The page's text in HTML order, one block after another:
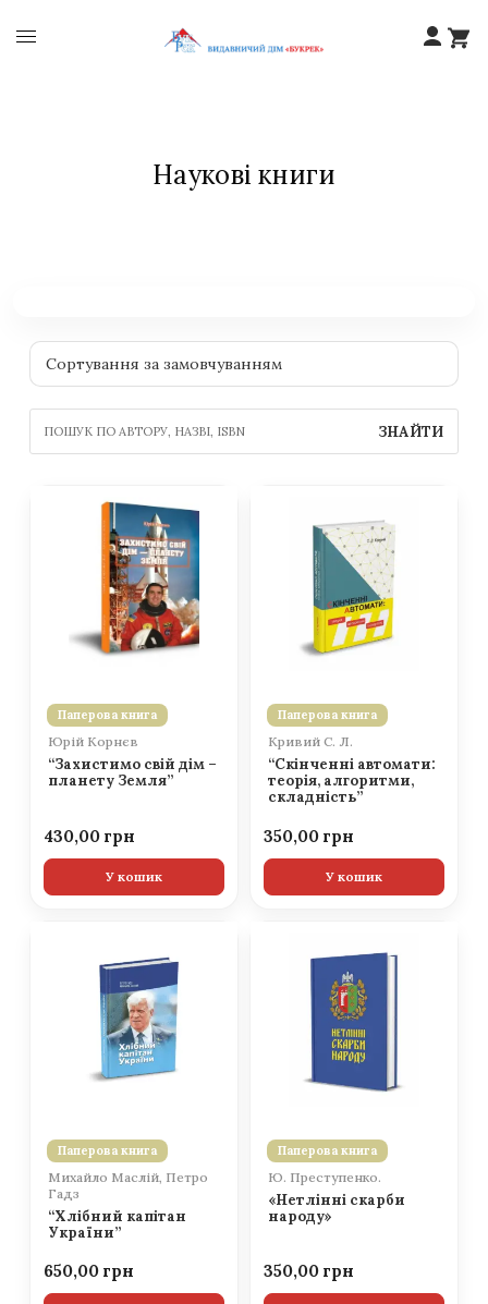
Наукові книги
ЗНАЙТИ
Паперова книга
Юрій Корнєв
“Захистимо свій дім –
планету Земля”
430,00
У кошик
Паперова книга
Кривий С. Л.
“Скінченні автомати:
теорія, алгоритми,
складність”
350,00
У кошик
Паперова книга
Михайло Маслій, Петро
Гадз
“Хлібний капітан
України”
650,00
Паперова книга
Ю. Преступенко.
«Нетлінні скарби
народу»
350,00